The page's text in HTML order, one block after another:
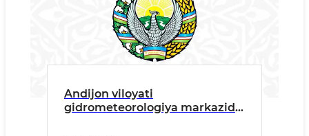
Andijon viloyati
gidrometeorologiya markazida